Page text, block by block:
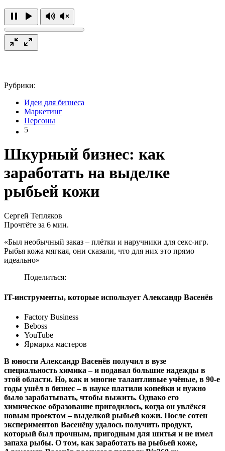
Рубрики:
Идеи для бизнеса
Маркетинг
Персоны
5
Шкурный бизнес: как
заработать на выделке
рыбьей кожи
Сергей Тепляков
Прочтёте за 6 мин.
«Был необычный заказ – плётки и наручники для секс-игр.
Рыбья кожа мягкая, они сказали, что для них это прямо
идеально»
Поделиться:
IT-инструменты, которые использует Александр Васенёв
Factory Business
Beboss
YouTube
Ярмарка мастеров
В юности Александр Васенёв получил в вузе
специальность химика – и подавал большие надежды в
этой области. Но, как и многие талантливые учёные, в 90-е
годы ушёл в бизнес – в науке платили копейки и нужно
было зарабатывать, чтобы выжить. Однако его
химическое образование пригодилось, когда он увлёкся
новым проектом – выделкой рыбьей кожи. После сотен
экспериментов Васенёву удалось получить продукт,
который был прочным, пригодным для шитья и не имел
запаха рыбы. О том, как заработать на рыбьей коже,